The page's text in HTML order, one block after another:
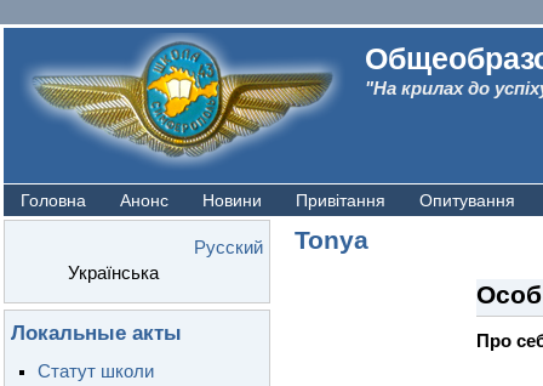
"На крилах до
Головна Анонс Новини Привітання Опитування
Русский
Українська
Локальные акты
Статут школи
Tonya
Про